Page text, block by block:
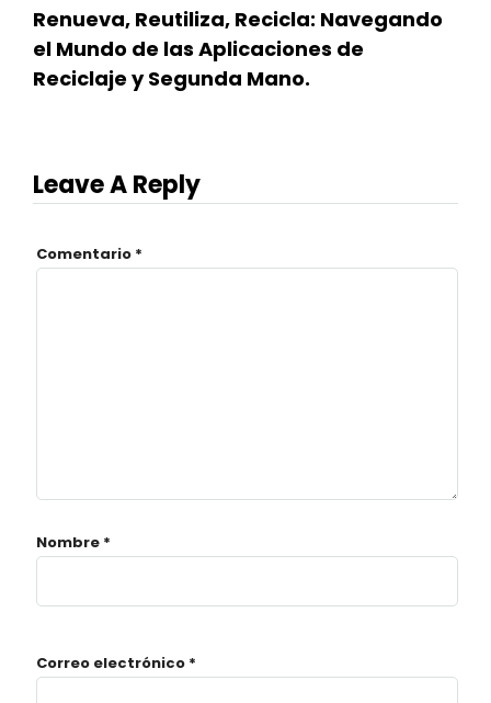
Renueva, Reutiliza, Recicla: Navegando
el Mundo de las Aplicaciones de
Reciclaje y Segunda Mano.
Leave A Reply
Comentario *
Nombre *
Correo electrónico *